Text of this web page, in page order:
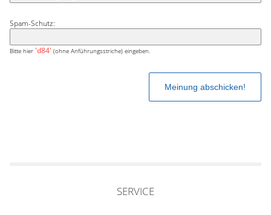
Spam-Schutz:
Bitte hier 'd84' (ohne Anführungsstriche) eingeben.
SERVICE